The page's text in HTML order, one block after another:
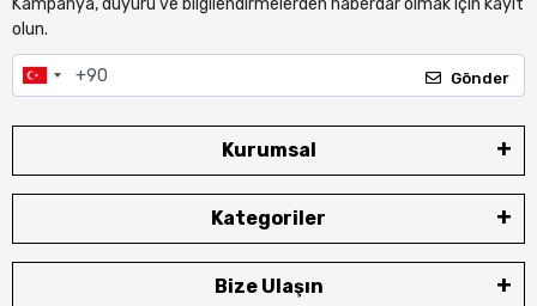
Kampanya, duyuru ve bilgilendirmelerden haberdar olmak için kayıt
olun.
Gönder
Kurumsal
Kategoriler
Bize Ulaşın